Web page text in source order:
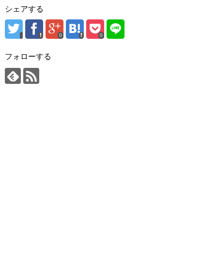
シェアする
0 0
フォローする